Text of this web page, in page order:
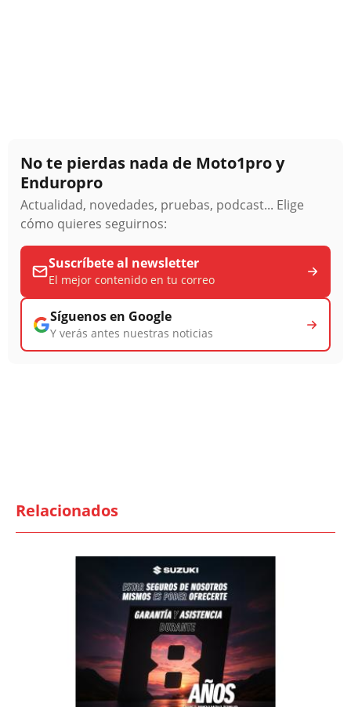
No te pierdas nada de Moto1pro y
Enduropro
Actualidad, novedades, pruebas, podcast... Elige
cómo quieres seguirnos:
Suscríbete al newsletter
El mejor contenido en tu correo
Síguenos en Google
Y verás antes nuestras noticias
Relacionados